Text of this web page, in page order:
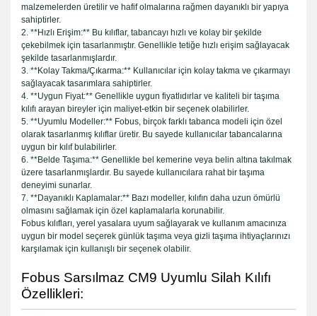
malzemelerden üretilir ve hafif olmalarına rağmen dayanıklı bir yapıya
sahiptirler.
2. **Hızlı Erişim:** Bu kılıflar, tabancayı hızlı ve kolay bir şekilde
çekebilmek için tasarlanmıştır. Genellikle tetiğe hızlı erişim sağlayacak
şekilde tasarlanmışlardır.
3. **Kolay Takma/Çıkarma:** Kullanıcılar için kolay takma ve çıkarmayı
sağlayacak tasarımlara sahiptirler.
4. **Uygun Fiyat:** Genellikle uygun fiyatlıdırlar ve kaliteli bir taşıma
kılıfı arayan bireyler için maliyet-etkin bir seçenek olabilirler.
5. **Uyumlu Modeller:** Fobus, birçok farklı tabanca modeli için özel
olarak tasarlanmış kılıflar üretir. Bu sayede kullanıcılar tabancalarına
uygun bir kılıf bulabilirler.
6. **Belde Taşıma:** Genellikle bel kemerine veya belin altına takılmak
üzere tasarlanmışlardır. Bu sayede kullanıcılara rahat bir taşıma
deneyimi sunarlar.
7. **Dayanıklı Kaplamalar:** Bazı modeller, kılıfın daha uzun ömürlü
olmasını sağlamak için özel kaplamalarla korunabilir.
Fobus kılıfları, yerel yasalara uyum sağlayarak ve kullanım amacınıza
uygun bir model seçerek günlük taşıma veya gizli taşıma ihtiyaçlarınızı
karşılamak için kullanışlı bir seçenek olabilir.
Fobus Sarsılmaz CM9 Uyumlu Silah Kılıfı
Özellikleri: